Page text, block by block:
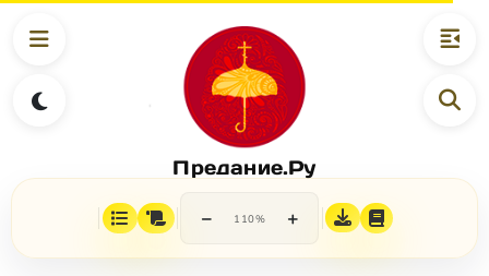
Предание.Ру
− 110% +